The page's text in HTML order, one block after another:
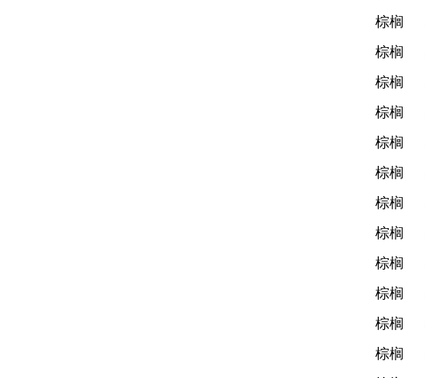
棕榈
棕榈
棕榈
棕榈
棕榈
棕榈
棕榈
棕榈
棕榈
棕榈
棕榈
棕榈